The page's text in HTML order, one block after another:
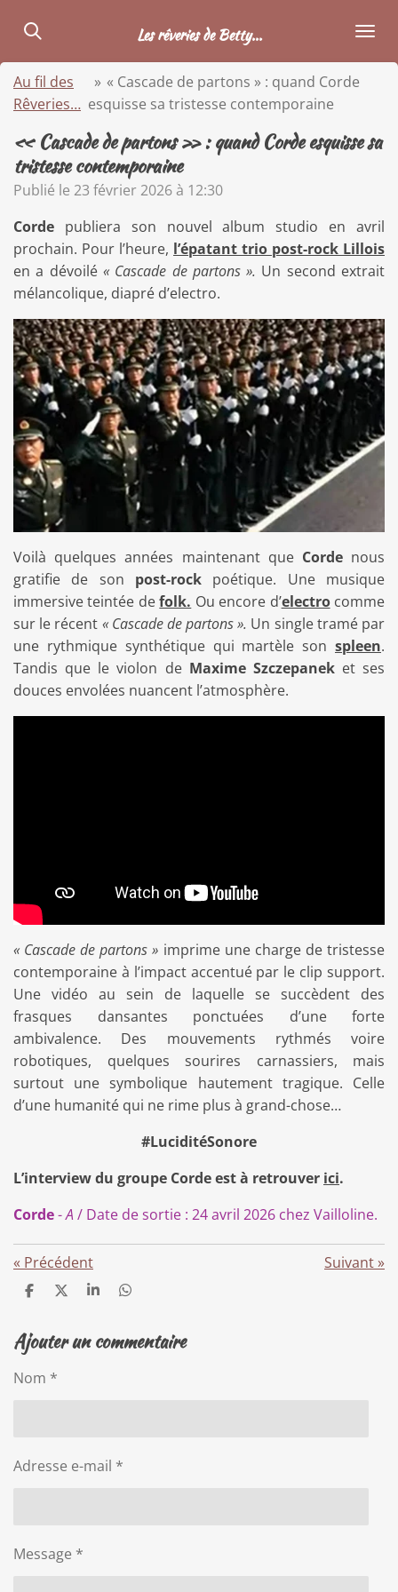
Passer
contenu
principal
Les rêveries de Betty...
Au fil des
Rêveries…
» « Cascade de partons » : quand Corde
esquisse sa tristesse contemporaine
« Cascade de partons » : quand Corde esquisse sa
tristesse contemporaine
Publié le 23 février 2026 à 12:30
Corde publiera son nouvel album studio en avril
prochain. Pour l’heure, l’épatant trio post-rock Lillois
en a dévoilé « Cascade de partons ». Un second extrait
mélancolique, diapré d’electro.
Voilà quelques années maintenant que Cordenous
gratifie de son post-rock poétique. Une musique
immersive teintée defolk. Ou encore d’electrocomme
sur le récent « Cascade de partons ». Un single tramé par
une rythmique synthétique qui martèle son spleen.
Tandis que le violon de Maxime Szczepaneket ses
douces envolées nuancent l’atmosphère.
« Cascade de partons » imprime une charge de tristesse
contemporaine à l’impact accentué par le clip support.
Une vidéo au sein de laquelle se succèdent des
frasques dansantes ponctuées d’une forte
ambivalence. Des mouvements rythmés voire
robotiques, quelques sourires carnassiers, mais
surtout une symbolique hautement tragique. Celle
d’une humanité qui ne rime plus à grand-chose…
#LuciditéSonore
L’interview du groupe Corde est à retrouver ici.
Corde-A/ Date de sortie : 24 avril 2026 chez Vailloline.
« Précédent Suivant»
P
t
a
e
P
t
a
P
t
a
P
t
a
Ajouter un commentaire
Nom *
Adresse e-mail *
Message *